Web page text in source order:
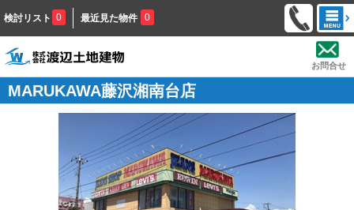
検討リスト 0 最近見た物件 0
お問合せ
MARUKAWA藤沢湘南台店